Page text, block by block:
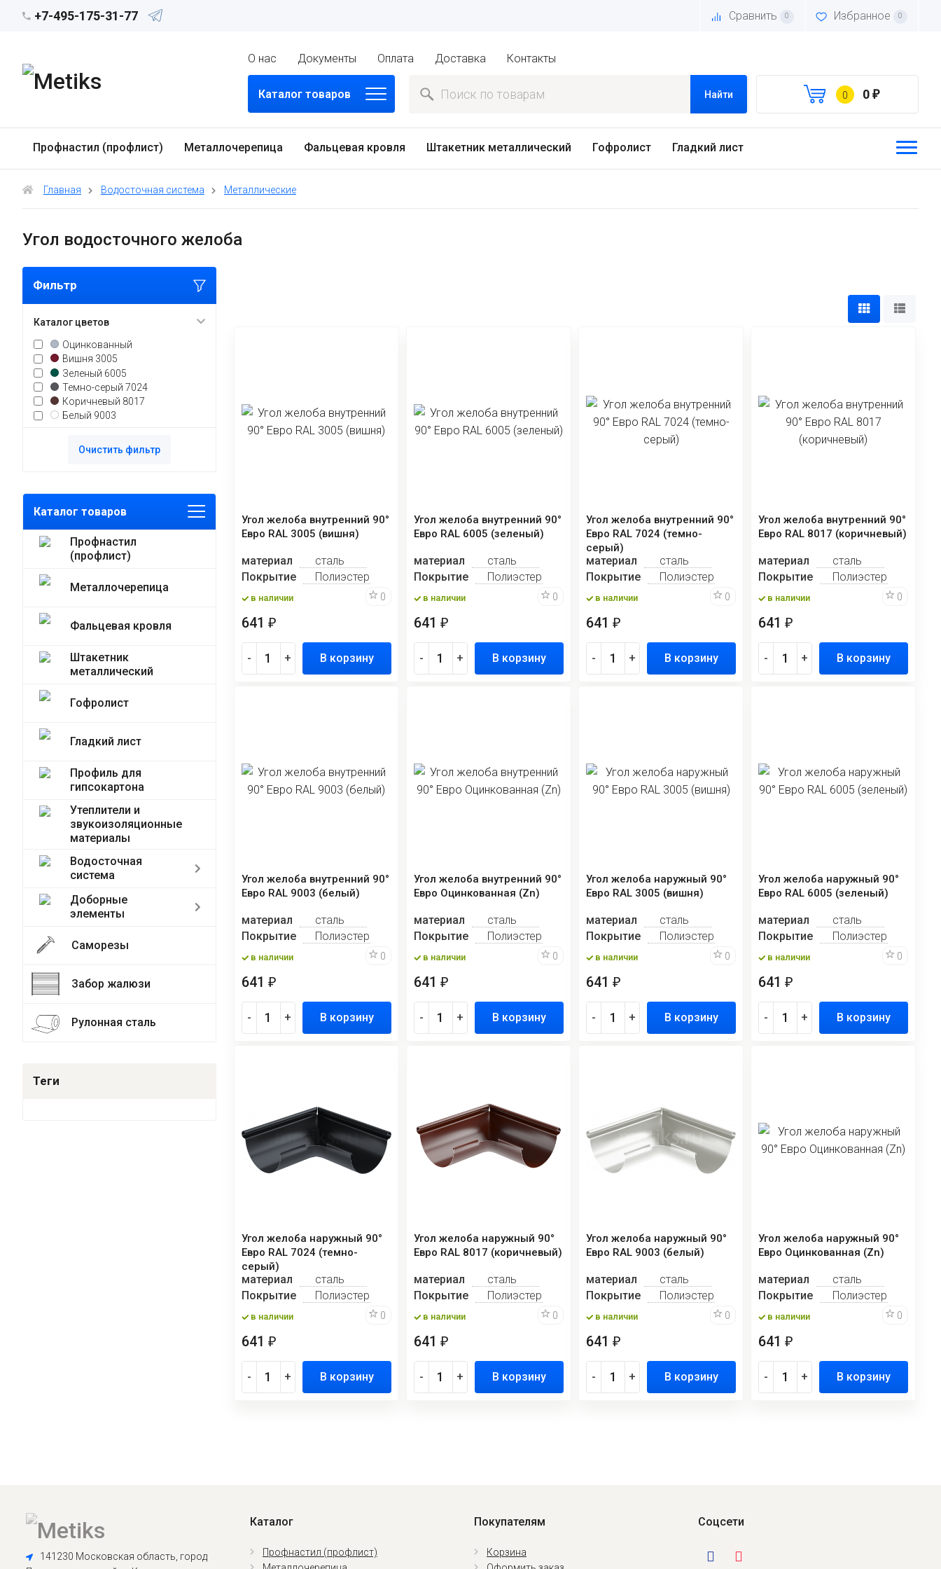
+7-495-175-31-77 Сравнить 0 Избранное 0
О нас Документы Оплата Доставка Контакты
Каталог товаров Найти 0 0 ₽
Профнастил (профлист) Металлочерепица Фальцевая кровля Штакетник металлический Гофролист Гладкий лист
Главная Водосточная система Металлические
Угол водосточного желоба
Фильтр
Каталог цветов
Оцинкованный
Вишня 3005
Зеленый 6005
Темно-серый 7024
Коричневый 8017
Белый 9003
Очистить фильтр
Каталог товаров
Профнастил
(профлист)
Металлочерепица
Фальцевая кровля
Штакетник
металлический
Гофролист
Гладкий лист
Профиль для
гипсокартона
Утеплители и
звукоизоляционные
материалы
Водосточная
система
Доборные
элементы
Саморезы
Забор жалюзи
Рулонная сталь
Теги
Угол желоба внутренний 90°
Евро RAL 3005 (вишня)
материал
сталь
Покрытие
Полиэстер
в наличии 0
641 ₽
- + В корзину
Угол желоба внутренний 90°
Евро RAL 6005 (зеленый)
материал
сталь
Покрытие
Полиэстер
в наличии 0
641 ₽
- + В корзину
Угол желоба внутренний 90°
Евро RAL 7024 (темно-
серый)
материал
сталь
Покрытие
Полиэстер
в наличии 0
641₽
- + В корзину
Угол желоба внутренний 90°
Евро RAL 8017 (коричневый)
материал
сталь
Покрытие
Полиэстер
в наличии 0
641₽
- + В корзину
Угол желоба внутренний 90°
Евро RAL 9003 (белый)
материал
сталь
Покрытие
Полиэстер
в наличии 0
641 ₽
- + В корзину
Угол желоба внутренний 90°
Евро Оцинкованная (Zn)
материал
сталь
Покрытие
Полиэстер
в наличии 0
641 ₽
- + В корзину
Угол желоба наружный 90°
Евро RAL 3005 (вишня)
материал
сталь
Покрытие
Полиэстер
в наличии 0
641₽
- + В корзину
Угол желоба наружный 90°
Евро RAL 6005 (зеленый)
материал
сталь
Покрытие
Полиэстер
в наличии 0
641₽
- + В корзину
Угол желоба наружный 90°
Евро RAL 7024 (темно-
серый)
материал
сталь
Покрытие
Полиэстер
в наличии 0
641 ₽
- + В корзину
Угол желоба наружный 90°
Евро RAL 8017 (коричневый)
материал
сталь
Покрытие
Полиэстер
в наличии 0
641 ₽
- + В корзину
Угол желоба наружный 90°
Евро RAL 9003 (белый)
материал
сталь
Покрытие
Полиэстер
в наличии 0
641₽
- + В корзину
Угол желоба наружный 90°
Евро Оцинкованная (Zn)
материал
сталь
Покрытие
Полиэстер
в наличии 0
641₽
- + В корзину
141230 Московская область, город
Каталог
Профнастил (профлист)
Покупателям
Корзина
Соцсети